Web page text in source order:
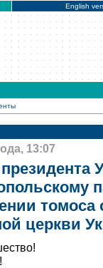
English
13:07
церкви